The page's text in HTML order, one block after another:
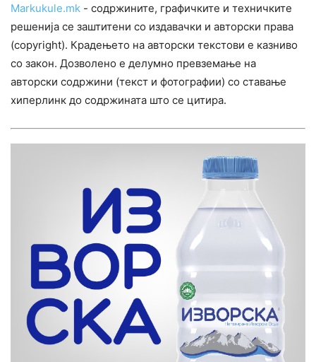
Markukule.mk - содржините, графичките и техничките
решенија се заштитени со издавачки и авторски права
(copyright). Крадењето на авторски текстови е казниво
со закон. Дозволено е делумно превземање на
авторски содржини (текст и фотографии) со ставање
хиперлинк до содржината што се цитира.